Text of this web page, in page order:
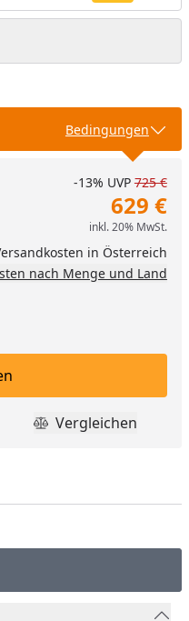
Bedingungen
-13% UVP 725 €
629 €
inkl. 20% MwSt.
in Österreich
nach Menge und Land
legen
Produkt
Vergleichen